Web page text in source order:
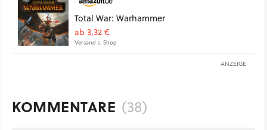
Total War: Warhammer
ab 3,32 €
Versand s. Shop
ANZEIGE
KOMMENTARE (38)